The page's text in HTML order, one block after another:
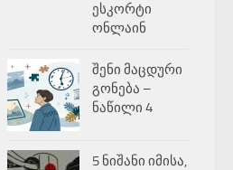
ესკორტი
ონლაინ
შენი მაცდური
გონება –
ნაწილი 4
5 ნიშანი იმისა,